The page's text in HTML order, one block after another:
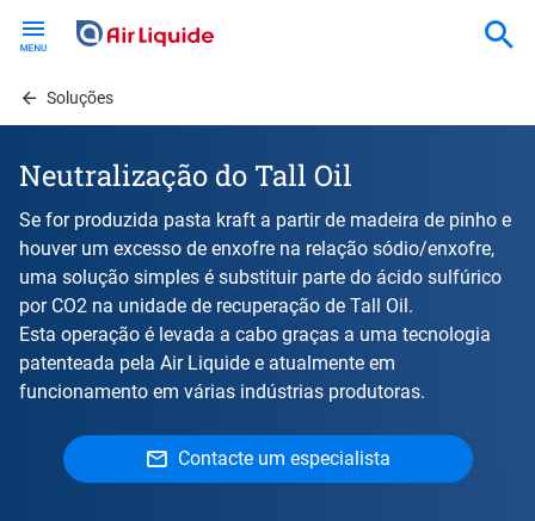
contentSoluções
Neutralização do Tall Oil
Se for produzida pasta kraft a partir de madeira de pinho e
houver um excesso de enxofre na relação sódio/enxofre,
uma solução simples é substituir parte do ácido sulfúrico
por CO2 na unidade de recuperação de Tall Oil.
Esta operação é levada a cabo graças a uma tecnologia
patenteada pela Air Liquide e atualmente em
funcionamento em várias indústrias produtoras.
Contacte um especialista